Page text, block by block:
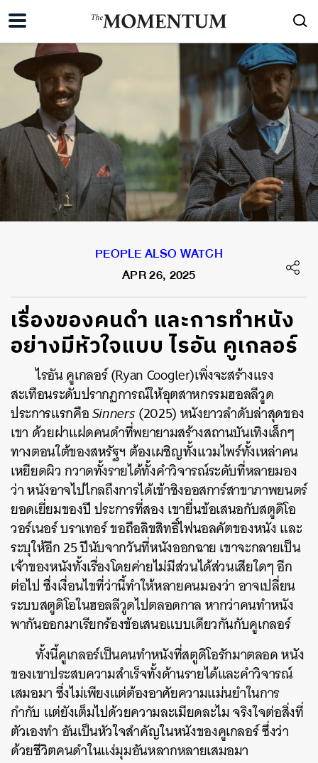
PEOPLE ALSO WATCH
APR 26, 2025
เรื่องของคนดำ และการทำหนัง
อย่างมีหัวใจแบบ ไรอัน คูเกลอร์
ไรอัน คูเกลอร์ (Ryan Coogler)เพิ่งจะสร้างแรง
สะเทือนระดับปรากฏการณ์ให้อุตสาหกรรมฮอลลีวูด
ประการแรกคือSinners(2025) หนังยาวลำดับล่าสุดของ
เขา ด้วยฝาแฝดคนดำที่พยายามสร้างสถานบันเทิงเล็กๆ
ทางตอนใต้ของสหรัฐฯ ต้องเผชิญทั้งแวมไพร์ทั้งเหล่าคน
เหยียดผิว กวาดทั้งรายได้ทั้งคำวิจารณ์ระดับที่หลายมอง
ว่า หนังอาจไปไกลถึงการได้เข้าชิงออสการ์สาขาภาพยนตร์
ยอดเยี่ยมของปี ประการที่สอง เขายื่นข้อเสนอกับสตูดิโอ
วอร์เนอร์ บราเทอร์ ขอถือลิขสิทธิ์ไฟนอลคัตของหนัง และ
ระบุให้อีก 25 ปีนับจากวันที่หนังออกฉาย เขาจะกลายเป็น
เจ้าของหนังทั้งเรื่องโดยค่ายไม่มีส่วนได้ส่วนเสียใดๆ อีก
ต่อไป ซึ่งเงื่อนไขที่ว่านี้ทำให้หลายคนมองว่า อาจเปลี่ยน
ระบบสตูดิโอในฮอลลีวูดไปตลอดกาล หากว่าคนทำหนัง
พากันออกมาเรียกร้องข้อเสนอแบบเดียวกันกับคูเกลอร์
ทั้งนี้คูเกลอร์เป็นคนทำหนังที่สตูดิโอรักมาตลอด หนัง
ของเขาประสบความสำเร็จทั้งด้านรายได้และคำวิจารณ์
เสมอมา ซึ่งไม่เพียงแต่ต้องอาศัยความแม่นยำในการ
กำกับ แต่ยังเต็มไปด้วยความละเมียดละไม จริงใจต่อสิ่งที่
ตัวเองทำ อันเป็นหัวใจสำคัญในหนังของคูเกลอร์ ซึ่งว่า
ด้วยชีวิตคนดำในแง่มุมอันหลากหลายเสมอมา